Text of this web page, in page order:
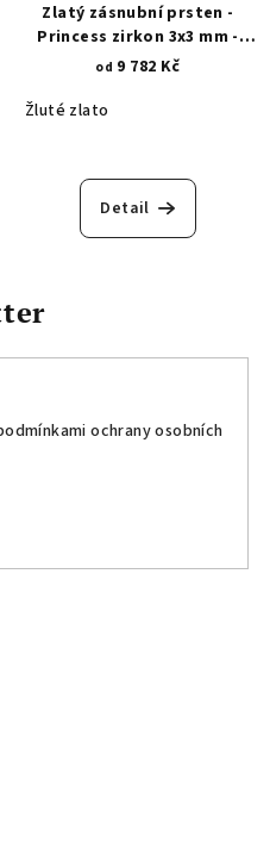
Zlatý zásnubní prsten -
Princess zirkon 3x3 mm -
krapnové osazení 1991
od 9 782 Kč
Žluté zlato
Detail
ochrany osobních